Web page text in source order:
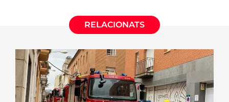
RELACIONATS